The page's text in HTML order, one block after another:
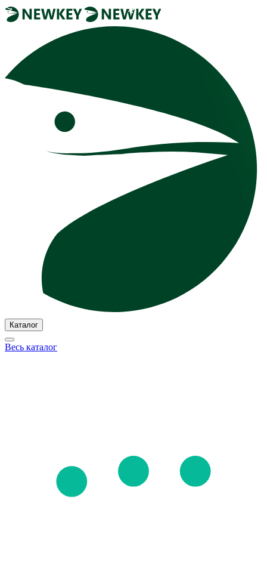
Каталог
Весь каталог